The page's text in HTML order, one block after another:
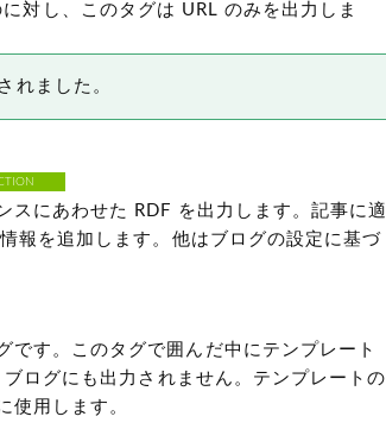
対し、このタグは URL のみを出力しま
れました。
スにあわせた RDF を出力します。記事に適
報を追加します。他はブログの設定に基づ
です。このタグで囲んだ中にテンプレート
ログにも出力されません。テンプレートの
使用します。